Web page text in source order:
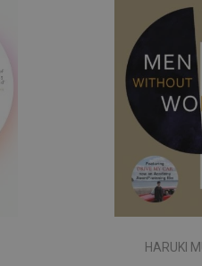
HARUKI